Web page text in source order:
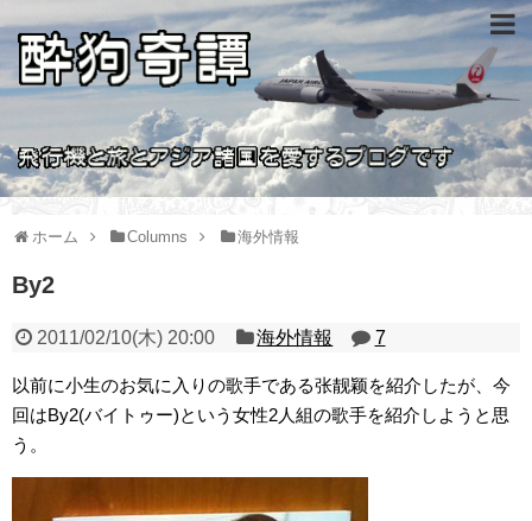
ホーム Columns 海外情報
By2
2011/02/10(木) 20:00 海外情報 7
以前に小生のお気に入りの歌手である张靓颖を紹介したが、今
回はBy2(バイトゥー)という女性2人組の歌手を紹介しようと思
う。